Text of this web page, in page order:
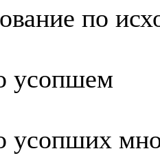
по
усопшем
усопших